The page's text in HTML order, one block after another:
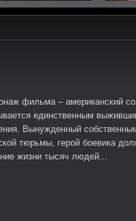
фильма – американский
единственным
Вынужденный
тюрьмы, герой боевика
жизни тысяч людей...